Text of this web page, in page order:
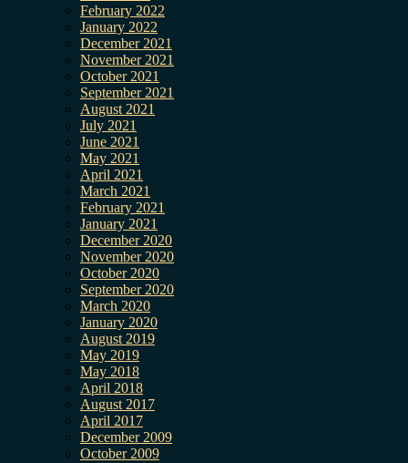
February 2022
January 2022
December 2021
November 2021
October 2021
September 2021
August 2021
July 2021
June 2021
May 2021
April 2021
March 2021
February 2021
January 2021
December 2020
November 2020
October 2020
September 2020
March 2020
January 2020
August 2019
May 2019
May 2018
April 2018
August 2017
April 2017
December 2009
October 2009